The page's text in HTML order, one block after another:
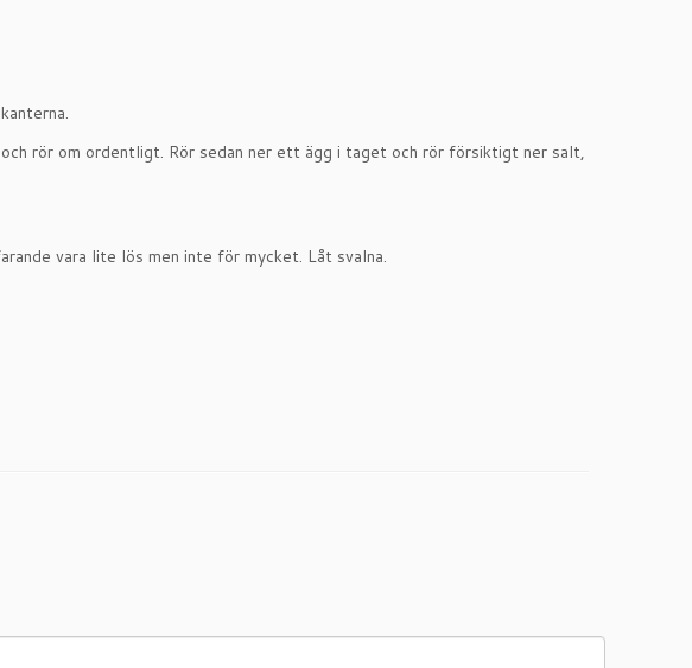
rör om ordentligt. Rör sedan ner ett ägg i taget och rör försiktigt ner salt,
vara lite lös men inte för mycket. Låt svalna.